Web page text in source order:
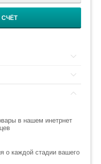
в нашем инетрнет
о каждой стадии вашего